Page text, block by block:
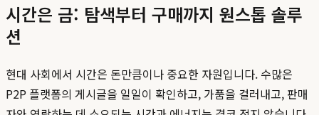
시간은 금: 탐색부터 구매까지 원스톱 솔루
션
현대 사회에서 시간은 돈만큼이나 중요한 자원입니다. 수많은
P2P 플랫폼의 게시글을 일일이 확인하고, 가품을 걸러내고, 판매